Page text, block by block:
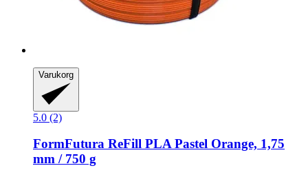
Varukorg
5.0 (2)
FormFutura ReFill PLA Pastel Orange, 1,75
mm / 750 g